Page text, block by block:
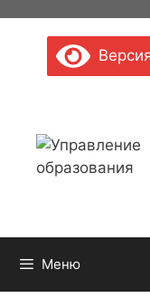
содержимому
Меню